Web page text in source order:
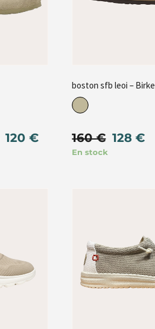
120€
boston sfb leoi –
160€ 128€
En stock